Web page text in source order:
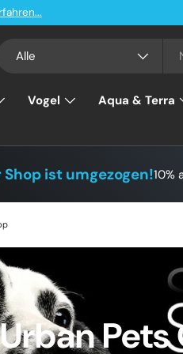
Alle
Vogel Aqua & Terra
Shop ist umgezogen!10%
Pets